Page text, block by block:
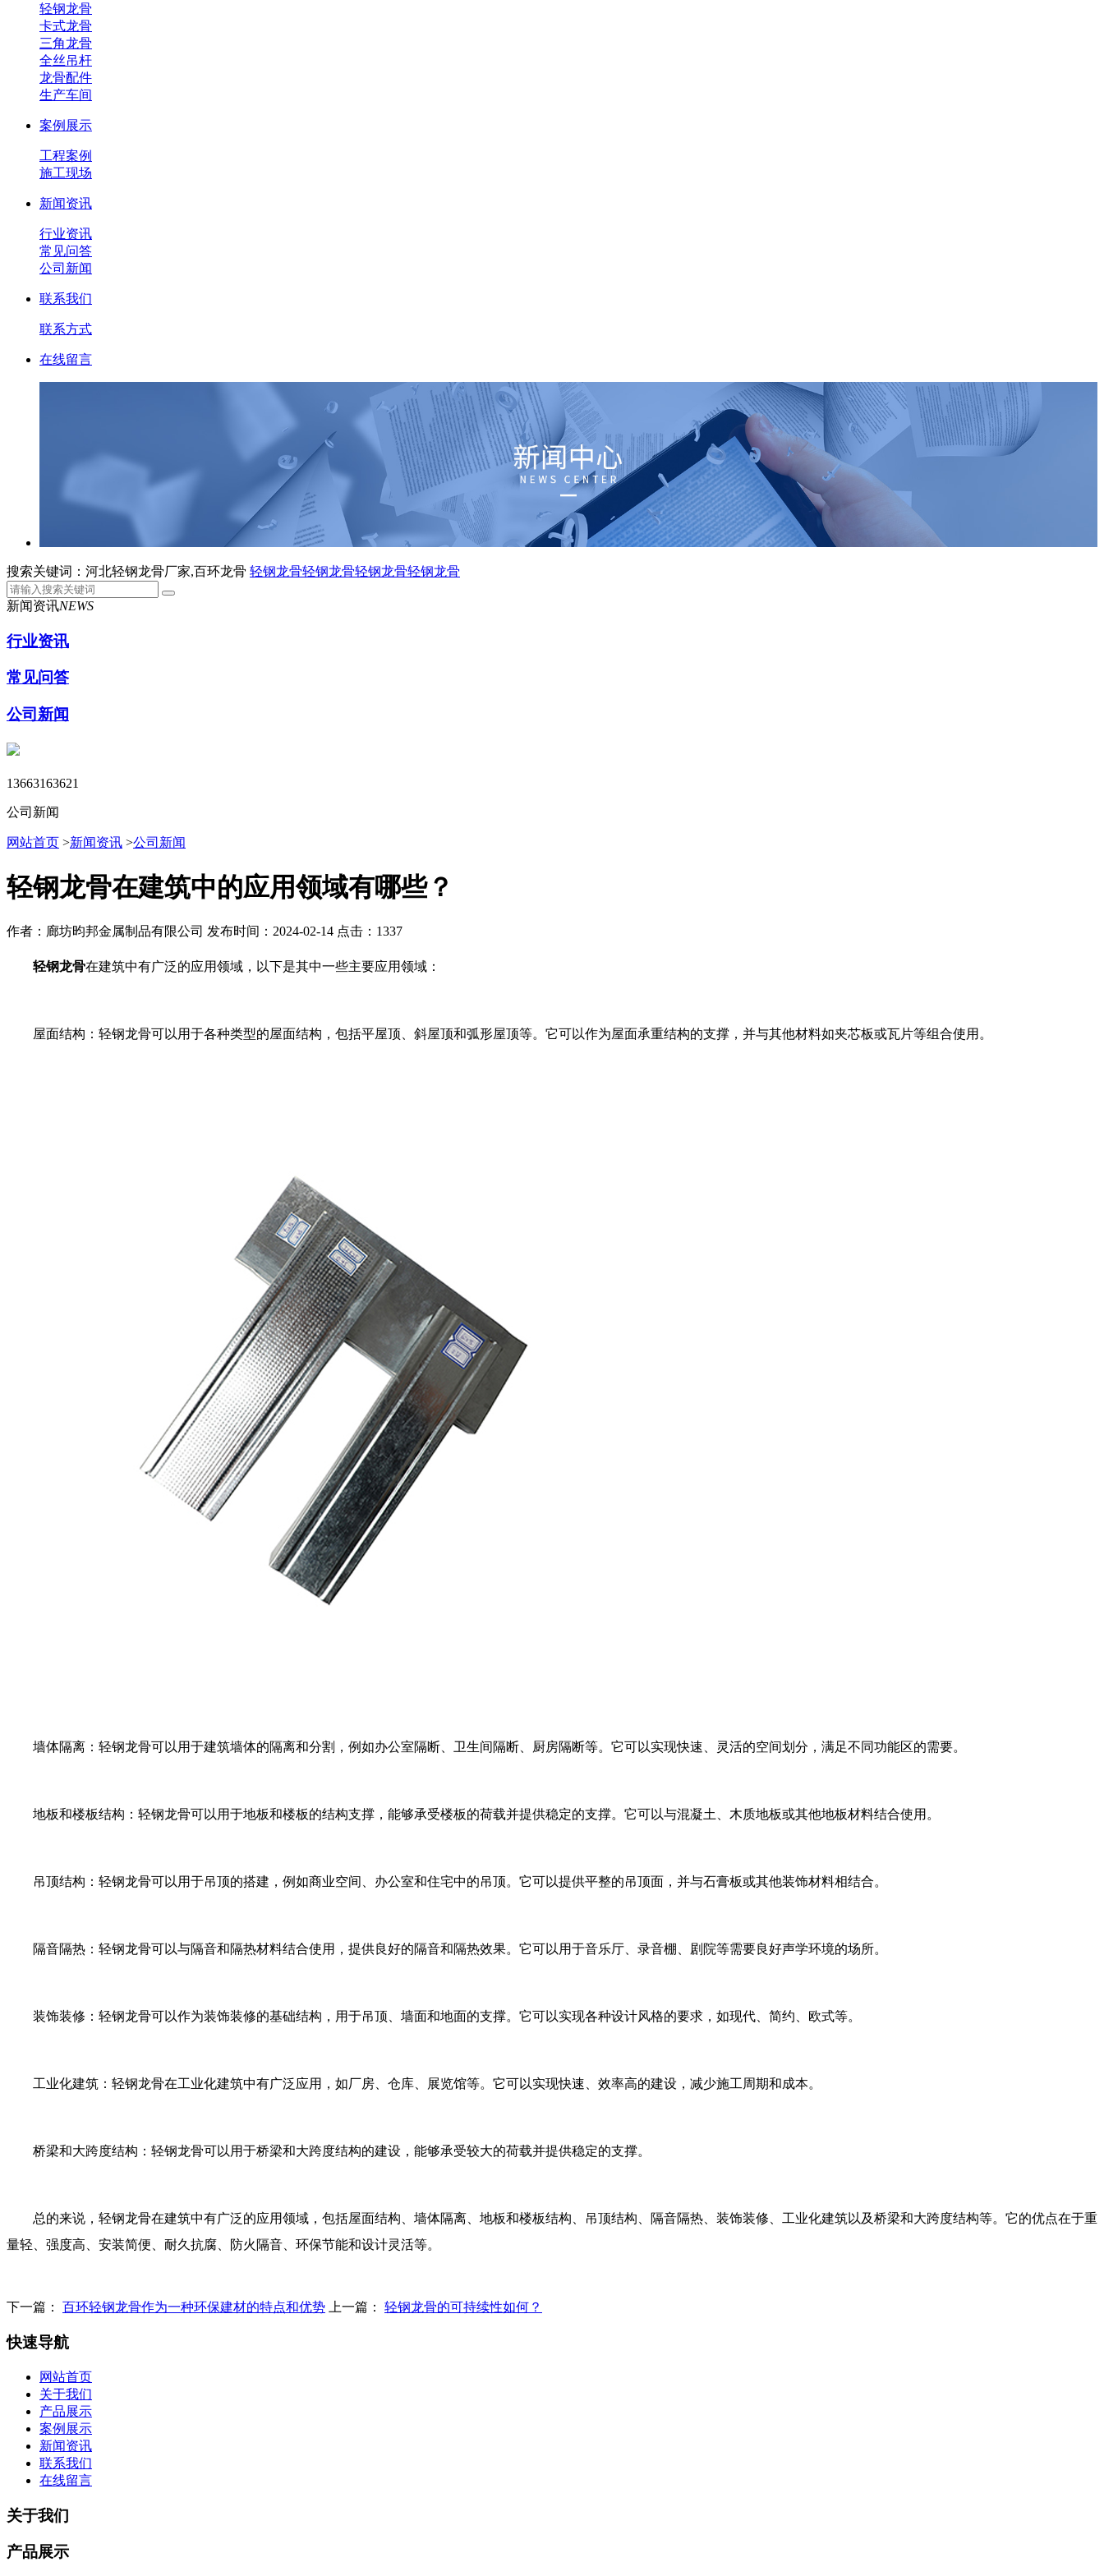
轻钢龙骨
卡式龙骨
三角龙骨
全丝吊杆
龙骨配件
生产车间
案例展示
工程案例
施工现场
新闻资讯
行业资讯
常见问答
公司新闻
联系我们
联系方式
在线留言
搜索关键词：河北轻钢龙骨厂家,百环龙骨 轻钢龙骨轻钢龙骨轻钢龙骨轻钢龙骨
新闻资讯NEWS
行业资讯
常见问答
公司新闻
13663163621
公司新闻
网站首页 >新闻资讯 >公司新闻
轻钢龙骨在建筑中的应用领域有哪些？
作者：廊坊昀邦金属制品有限公司 发布时间：2024-02-14 点击：1337
轻钢龙骨在建筑中有广泛的应用领域，以下是其中一些主要应用领域：
屋面结构：轻钢龙骨可以用于各种类型的屋面结构，包括平屋顶、斜屋顶和弧形屋顶等。它可以作为屋面承重结构的支撑，并与其他材料如夹芯板或瓦片等组合使用。
墙体隔离：轻钢龙骨可以用于建筑墙体的隔离和分割，例如办公室隔断、卫生间隔断、厨房隔断等。它可以实现快速、灵活的空间划分，满足不同功能区的需要。
地板和楼板结构：轻钢龙骨可以用于地板和楼板的结构支撑，能够承受楼板的荷载并提供稳定的支撑。它可以与混凝土、木质地板或其他地板材料结合使用。
吊顶结构：轻钢龙骨可以用于吊顶的搭建，例如商业空间、办公室和住宅中的吊顶。它可以提供平整的吊顶面，并与石膏板或其他装饰材料相结合。
隔音隔热：轻钢龙骨可以与隔音和隔热材料结合使用，提供良好的隔音和隔热效果。它可以用于音乐厅、录音棚、剧院等需要良好声学环境的场所。
装饰装修：轻钢龙骨可以作为装饰装修的基础结构，用于吊顶、墙面和地面的支撑。它可以实现各种设计风格的要求，如现代、简约、欧式等。
工业化建筑：轻钢龙骨在工业化建筑中有广泛应用，如厂房、仓库、展览馆等。它可以实现快速、效率高的建设，减少施工周期和成本。
桥梁和大跨度结构：轻钢龙骨可以用于桥梁和大跨度结构的建设，能够承受较大的荷载并提供稳定的支撑。
总的来说，轻钢龙骨在建筑中有广泛的应用领域，包括屋面结构、墙体隔离、地板和楼板结构、吊顶结构、隔音隔热、装饰装修、工业化建筑以及桥梁和大跨度结构等。它的优点在于重
量轻、强度高、安装简便、耐久抗腐、防火隔音、环保节能和设计灵活等。
下一篇： 百环轻钢龙骨作为一种环保建材的特点和优势 上一篇： 轻钢龙骨的可持续性如何？
快速导航
网站首页
关于我们
产品展示
案例展示
新闻资讯
联系我们
在线留言
关于我们
产品展示